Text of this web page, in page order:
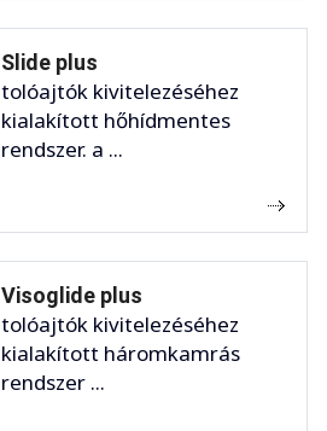
Slide plus
tolóajtók kivitelezéséhez
kialakított hőhídmentes
rendszer. a ...
Visoglide plus
tolóajtók kivitelezéséhez
kialakított háromkamrás
rendszer ...